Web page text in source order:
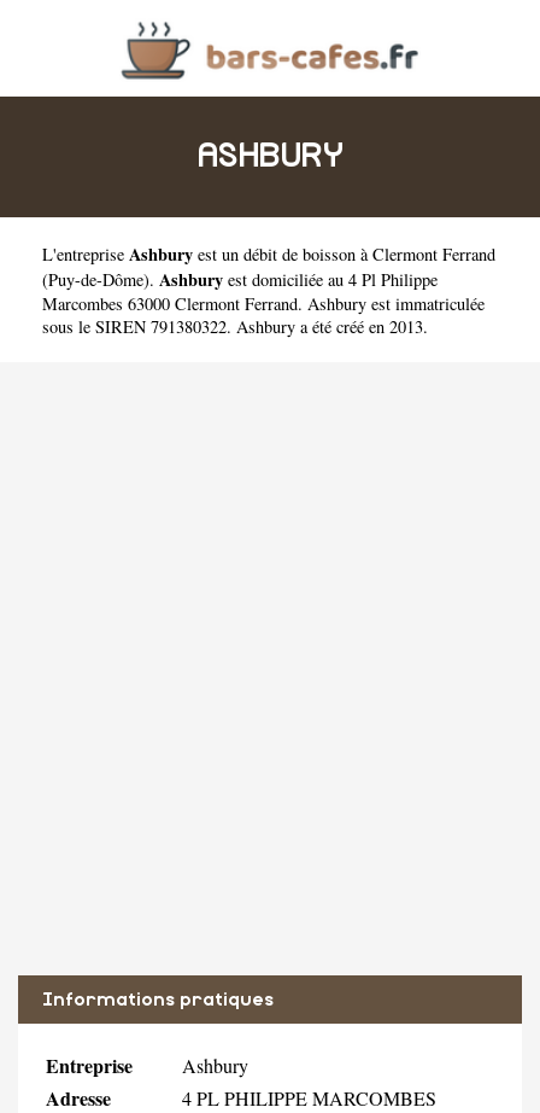
ASHBURY
L'entreprise Ashbury est un débit de boisson à Clermont Ferrand
(Puy-de-Dôme). Ashbury est domiciliée au 4 Pl Philippe
Marcombes 63000 Clermont Ferrand. Ashbury est immatriculée
sous le SIREN 791380322. Ashbury a été créé en 2013.
Informations pratiques
Entreprise Ashbury
Adresse 4 PL PHILIPPE MARCOMBES